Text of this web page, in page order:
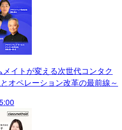
メイトが変える次世代コンタク
オペレーション改革の最前線～